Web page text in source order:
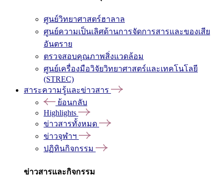
ศูนย์วิทยาศาสตร์ฮาลาล
ศูนย์ความเป็นเลิศด้านการจัดการสารและของเสีย
อันตราย
ตรวจสอบคุณภาพสิ่งแวดล้อม
ศูนย์เครื่องมือวิจัยวิทยาศาสตร์และเทคโนโลยี
(STREC)
สาระความรู้และข่าวสาร
ย้อนกลับ
Highlights
ข่าวสารทั้งหมด
ข่าวจุฬาฯ
ปฏิทินกิจกรรม
ข่าวสารและกิจกรรม